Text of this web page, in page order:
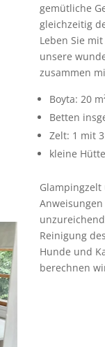
gemütliche
gleichzeitig
Leben Sie
unsere
zusammen
Boyta: 20
Betten
Zelt: 1 mit
kleine
Reinigung
Hunde und
berechnen